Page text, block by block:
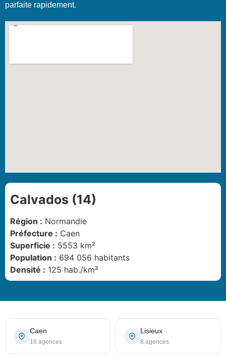
parfaite rapidement.
Calvados (14)
Région : Normandie
Préfecture : Caen
Superficie : 5553 km²
Population : 694 056 habitants
Densité : 125 hab./km²
Caen
16 agences
Lisieux
8 agences